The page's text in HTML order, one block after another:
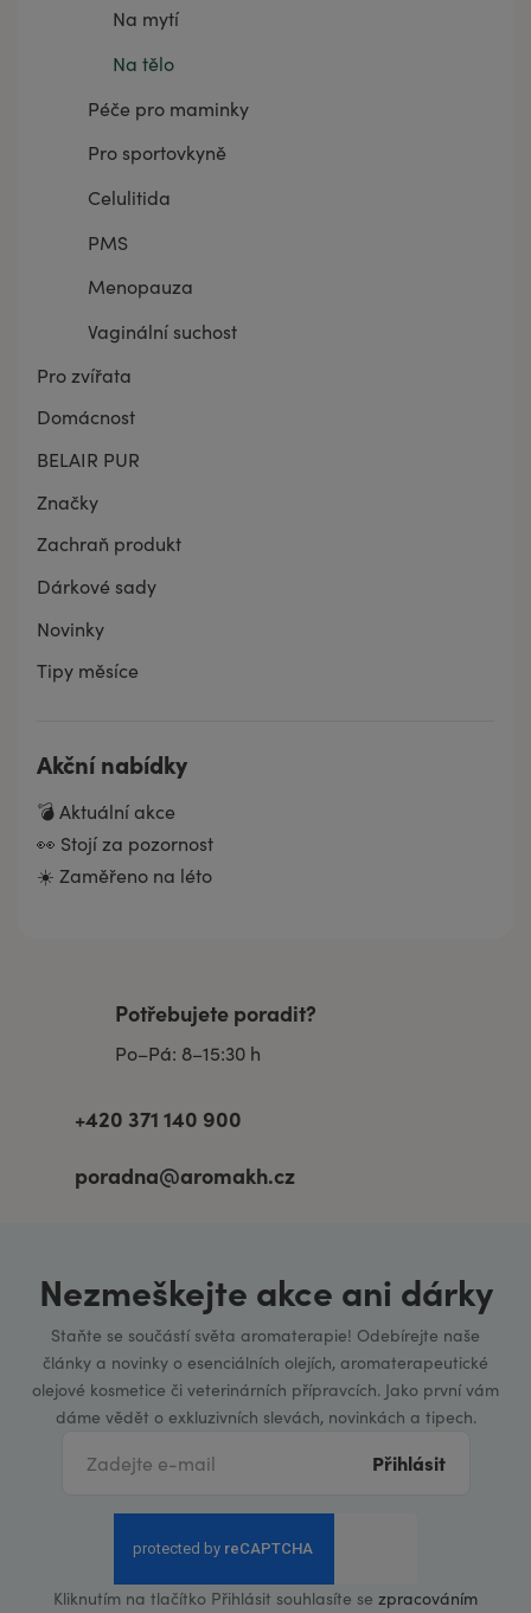
Na mytí
Na tělo
Péče pro maminky
Pro sportovkyně
Celulitida
PMS
Menopauza
Vaginální suchost
Pro zvířata
Domácnost
BELAIR PUR
Značky
Zachraň produkt
Dárkové sady
Novinky
Tipy měsíce
Akční nabídky
💣 Aktuální akce
👀 Stojí za pozornost
☀️ Zaměřeno na léto
Potřebujete poradit?
Po–Pá: 8–15:30 h
+420 371 140 900
poradna@aromakh.cz
Nezmeškejte akce ani dárky
Staňte se součástí světa aromaterapie! Odebírejte naše
články a novinky o esenciálních olejích, aromaterapeutické
olejové kosmetice či veterinárních přípravcích. Jako první vám
dáme vědět o exkluzivních slevách, novinkách a tipech.
Přihlásit
Kliknutím na tlačítko Přihlásit souhlasíte se zpracováním